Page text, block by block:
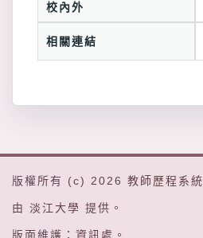
校內外
相關連結
版權所有 (c) 2026 教師歷程系統
由 淡江大學 提供。
版面維護： 資訊處 。